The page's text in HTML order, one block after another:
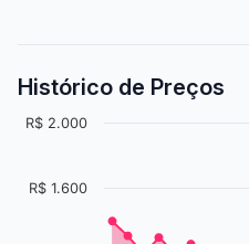
Histórico de Preços
R$ 1.600
R$ 2.000